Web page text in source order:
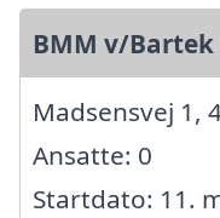
BMM v/
Madsensvej 1,
Ansatte: 0
Startdato: 11.